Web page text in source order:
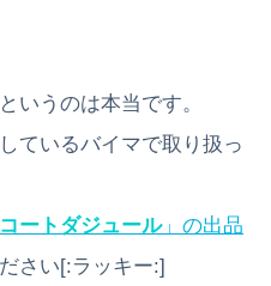
いうのは本当です。
ているバイマで取り扱っ
コートダジュール」の出品
さい[:ラッキー:]